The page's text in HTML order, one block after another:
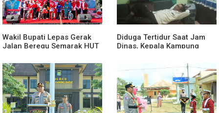
Wakil Bupati Lepas Gerak
Jalan Beregu Semarak HUT
Diduga Tertidur Saat Jam
Dinas, Kepala Kampung